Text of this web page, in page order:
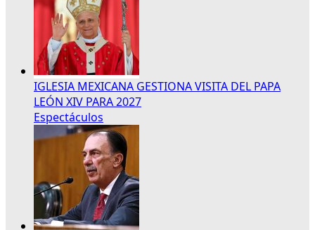
IGLESIA MEXICANA GESTIONA VISITA DEL PAPA
LEÓN XIV PARA 2027
Espectáculos